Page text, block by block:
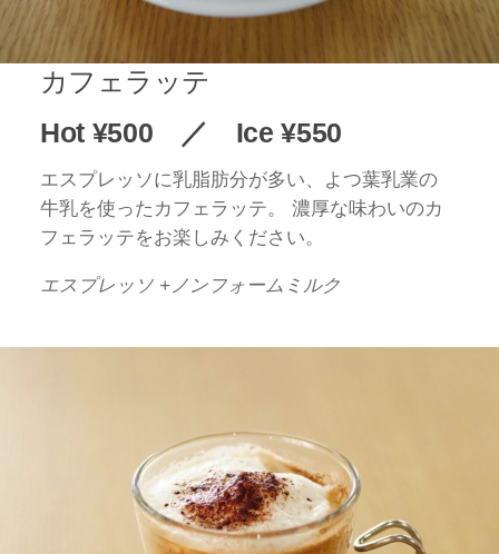
カフェラッテ
Hot ¥500 ／ Ice ¥550
エスプレッソに乳脂肪分が多い、よつ葉乳業の
牛乳を使ったカフェラッテ。 濃厚な味わいのカ
フェラッテをお楽しみください。
エスプレッソ +ノンフォームミルク